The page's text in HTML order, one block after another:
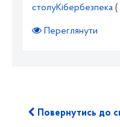
столуКібербезпека (
Переглянути
Повернутись до